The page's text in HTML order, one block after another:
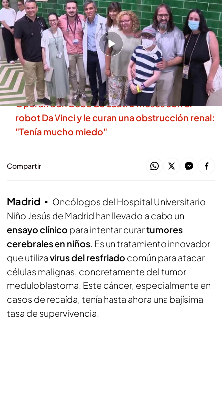
Patricia Pereda
26 JUN 2025 - 20:31h.
El tratamiento se ha desarrollado con dinero
recaudado por Sonia, una madre que perdió a
su hijo por cáncer
Operan a un bebé de cuatro meses con el
robot Da Vinci y le curan una obstrucción renal:
"Tenía mucho miedo"
Compartir
Madrid
Oncólogos del Hospital Universitario
Niño Jesús de Madrid han llevado a cabo un
ensayo clínico para intentar curartumores
cerebrales en niños. Es un tratamiento innovador
que utilizavirus del resfriado común para atacar
células malignas, concretamente del tumor
meduloblastoma. Este cáncer, especialmente en
casos de recaída, tenía hasta ahora una bajísima
tasa de supervivencia.